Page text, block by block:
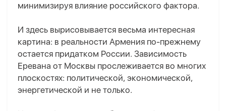
минимизируя влияние российского фактора.
И здесь вырисовывается весьма интересная
картина: в реальности Армения по-прежнему
остается придатком России. Зависимость
Еревана от Москвы прослеживается во многих
плоскостях: политической, экономической,
энергетической и не только.